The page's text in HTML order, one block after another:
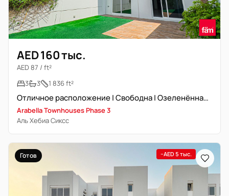
AED 160 тыс.
AED 87 / ft²
3
3 1 836 ft²
Отличное расположение | Свободна | Озеленённая территория
Arabella Townhouses Phase 3
Аль Хебиа Сиксс
Готов −AED 5 тыс.